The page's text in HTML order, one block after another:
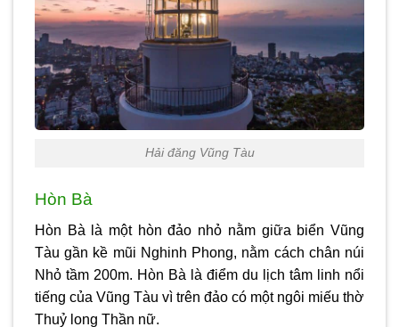
Hải đăng Vũng Tàu
Hòn Bà
Hòn Bà là một hòn đảo nhỏ nằm giữa biển Vũng
Tàu gần kề mũi Nghinh Phong, nằm cách chân núi
Nhỏ tầm 200m. Hòn Bà là điểm du lịch tâm linh nổi
tiếng của Vũng Tàu vì trên đảo có một ngôi miếu thờ
Thuỷ long Thần nữ.